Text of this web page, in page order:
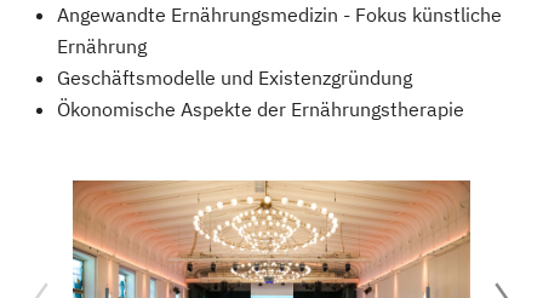
Angewandte Ernährungsmedizin - Fokus künstliche
Ernährung
Geschäftsmodelle und Existenzgründung
Ökonomische Aspekte der Ernährungstherapie